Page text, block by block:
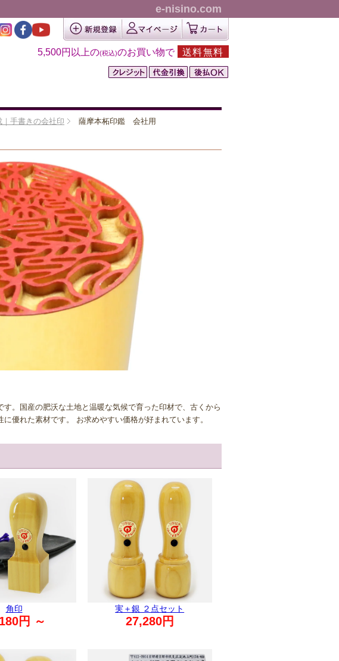
e-nisino.com
5,500円以上の(税込)のお買い物で 送料無料
手書きの会社印 薩摩本柘印鑑 会社用
。国産の肥沃な土地と温暖な気候で育った印材で、古くから
優れた素材です。 お求めやすい価格が好まれています。
角印
円 ～
実＋銀 ２点セット
27,280円